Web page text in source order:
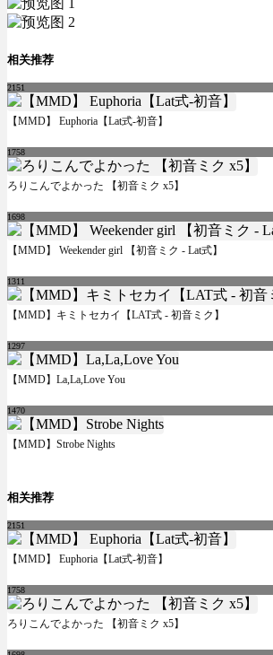
相关推荐
2151
【MMD】 Euphoria【Lat式-初音】
1758
ろりこんでよかった 【初音ミク x5】
1698
【MMD】 Weekender girl 【初音ミク - Lat式】
1311
【MMD】キミトセカイ【LAT式 - 初音ミク】
1297
【MMD】La,La,Love You
1470
【MMD】Strobe Nights
相关推荐
2151
【MMD】 Euphoria【Lat式-初音】
1758
ろりこんでよかった 【初音ミク x5】